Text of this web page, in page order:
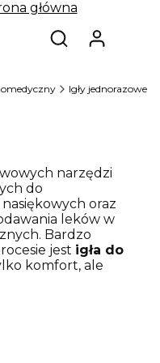
Otwórz
Igły jednorazowe
narzędzi
do
oraz
leków w
Bardzo
jest igła do
komfort, ale
czy innych